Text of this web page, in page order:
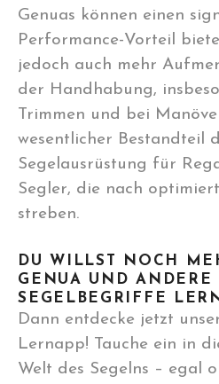
Genuas können einen
Performance-Vorteil
jedoch auch mehr
der Handhabung,
Trimmen und bei
wesentlicher Bestandteil
Segelausrüstung für
Segler, die nach
streben.
DU WILLST NOCH
GENUA UND ANDERE
SEGELBEGRIFFE
Dann entdecke jetzt
Lernapp! Tauche ein in
Welt des Segelns – egal